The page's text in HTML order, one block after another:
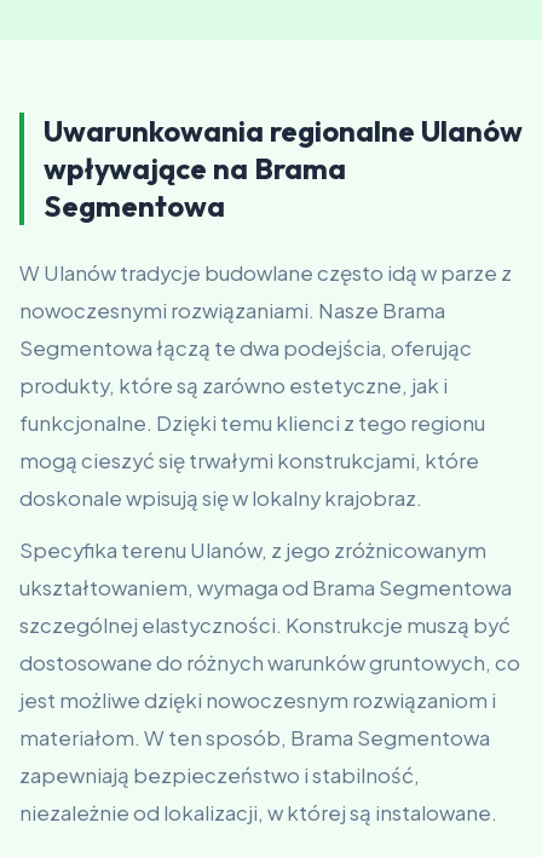
Uwarunkowania regionalne Ulanów
wpływające na Brama
Segmentowa
W Ulanów tradycje budowlane często idą w parze z
nowoczesnymi rozwiązaniami. Nasze Brama
Segmentowa łączą te dwa podejścia, oferując
produkty, które są zarówno estetyczne, jak i
funkcjonalne. Dzięki temu klienci z tego regionu
mogą cieszyć się trwałymi konstrukcjami, które
doskonale wpisują się w lokalny krajobraz.
Specyfika terenu Ulanów, z jego zróżnicowanym
ukształtowaniem, wymaga od Brama Segmentowa
szczególnej elastyczności. Konstrukcje muszą być
dostosowane do różnych warunków gruntowych, co
jest możliwe dzięki nowoczesnym rozwiązaniom i
materiałom. W ten sposób, Brama Segmentowa
zapewniają bezpieczeństwo i stabilność,
niezależnie od lokalizacji, w której są instalowane.